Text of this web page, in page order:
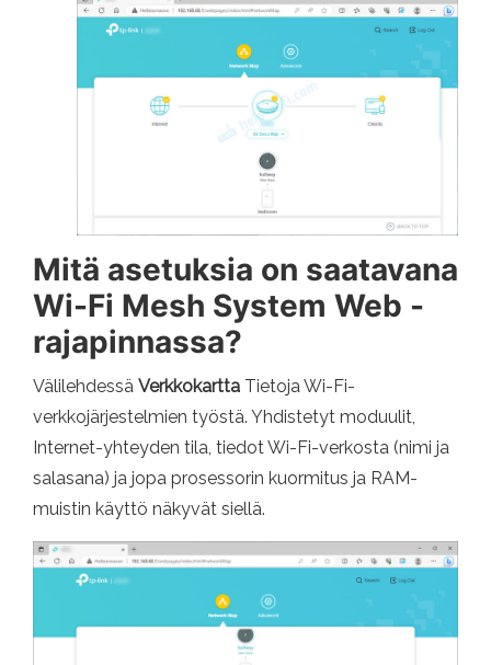
Mitä asetuksia on saatavana
Wi-Fi Mesh System Web -
rajapinnassa?
Välilehdessä Verkkokartta Tietoja Wi-Fi-
verkkojärjestelmien työstä. Yhdistetyt moduulit,
Internet-yhteyden tila, tiedot Wi-Fi-verkosta (nimi ja
salasana) ja jopa prosessorin kuormitus ja RAM-
muistin käyttö näkyvät siellä.